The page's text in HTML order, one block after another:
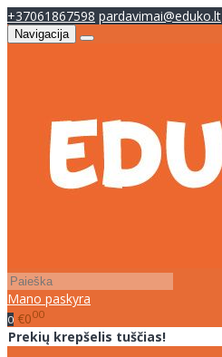
+37061867598 pardavimai@eduko.lt
Navigacija
Mano paskyra
0 €000
Prekių krepšelis tuščias!